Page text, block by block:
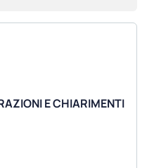
E CHIARIMENTI